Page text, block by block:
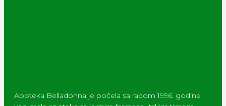
Apoteka Belladonna je počela sa radom 1996. godine